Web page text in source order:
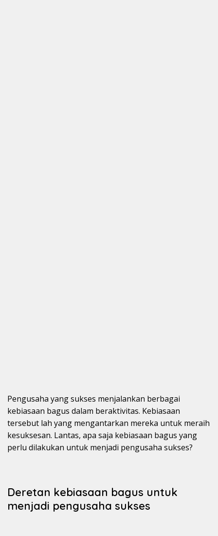
Pengusaha yang sukses menjalankan berbagai
kebiasaan bagus dalam beraktivitas. Kebiasaan
tersebut lah yang mengantarkan mereka untuk meraih
kesuksesan. Lantas, apa saja kebiasaan bagus yang
perlu dilakukan untuk menjadi pengusaha sukses?
Deretan kebiasaan bagus untuk
menjadi pengusaha sukses